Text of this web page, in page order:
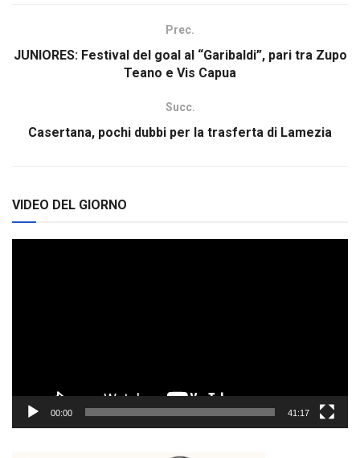
Prec.
JUNIORES: Festival del goal al “Garibaldi”, pari tra Zupo
Teano e Vis Capua
Succ.
Casertana, pochi dubbi per la trasferta di Lamezia
VIDEO DEL GIORNO
00:00 41:17